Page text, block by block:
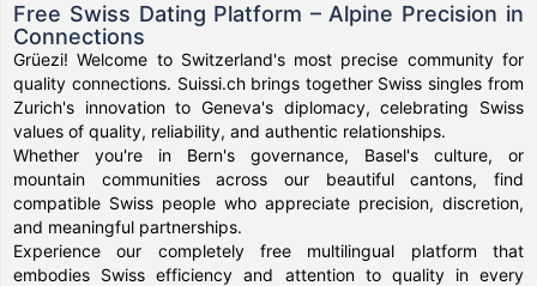
Free Swiss Dating Platform – Alpine Precision in
Connections
Grüezi! Welcome to Switzerland's most precise community for
quality connections. Suissi.ch brings together Swiss singles from
Zurich's innovation to Geneva's diplomacy, celebrating Swiss
values of quality, reliability, and authentic relationships.
Whether you're in Bern's governance, Basel's culture, or
mountain communities across our beautiful cantons, find
compatible Swiss people who appreciate precision, discretion,
and meaningful partnerships.
Experience our completely free multilingual platform that
embodies Swiss efficiency and attention to quality in every